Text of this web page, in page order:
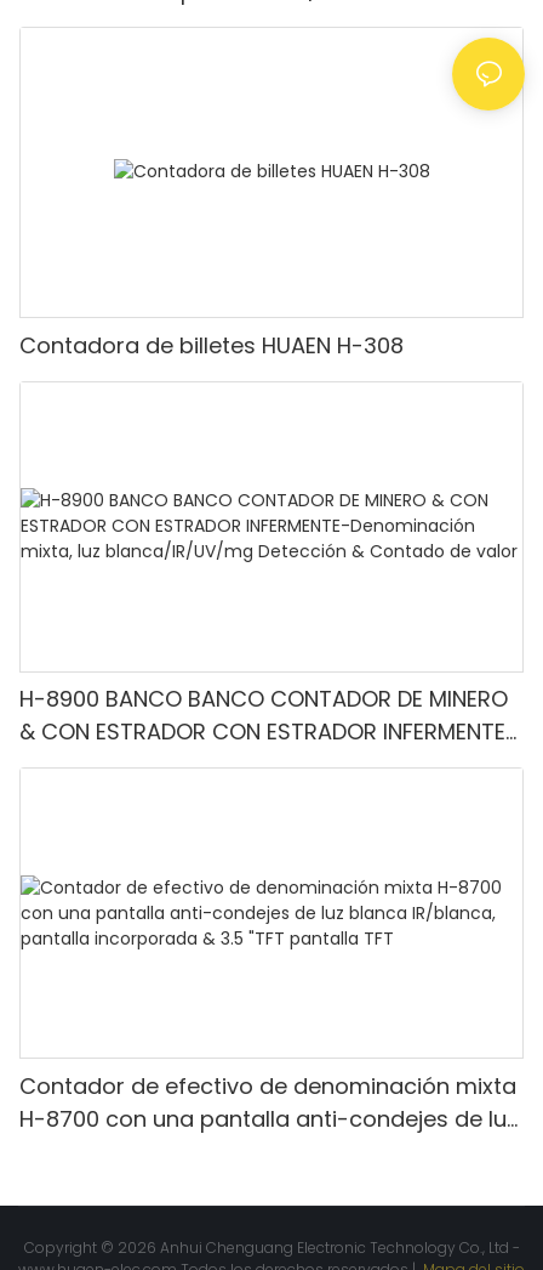
UV/magnético/infrarrojo/falsificación,
contadora de efectivo con pantalla LCD,
Contadora de billetes HUAEN H-308
H-8900 BANCO BANCO CONTADOR DE MINERO
& CON ESTRADOR CON ESTRADOR INFERMENTE-
Denominación mixta, luz blanca/IR/UV/mg
Contador de efectivo de denominación mixta
H-8700 con una pantalla anti-condejes de luz
Copyright © 2026 Anhui Chenguang Electronic Technology Co., Ltd -